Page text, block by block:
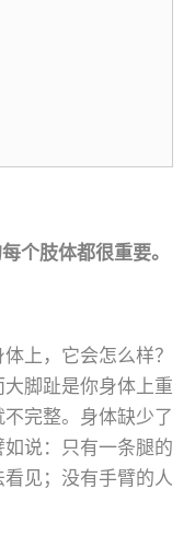
个肢体都很重要。
上，它会怎么样？
脚趾是你身体上重
完整。身体缺少了
说：只有一条腿的
见；没有手臂的人